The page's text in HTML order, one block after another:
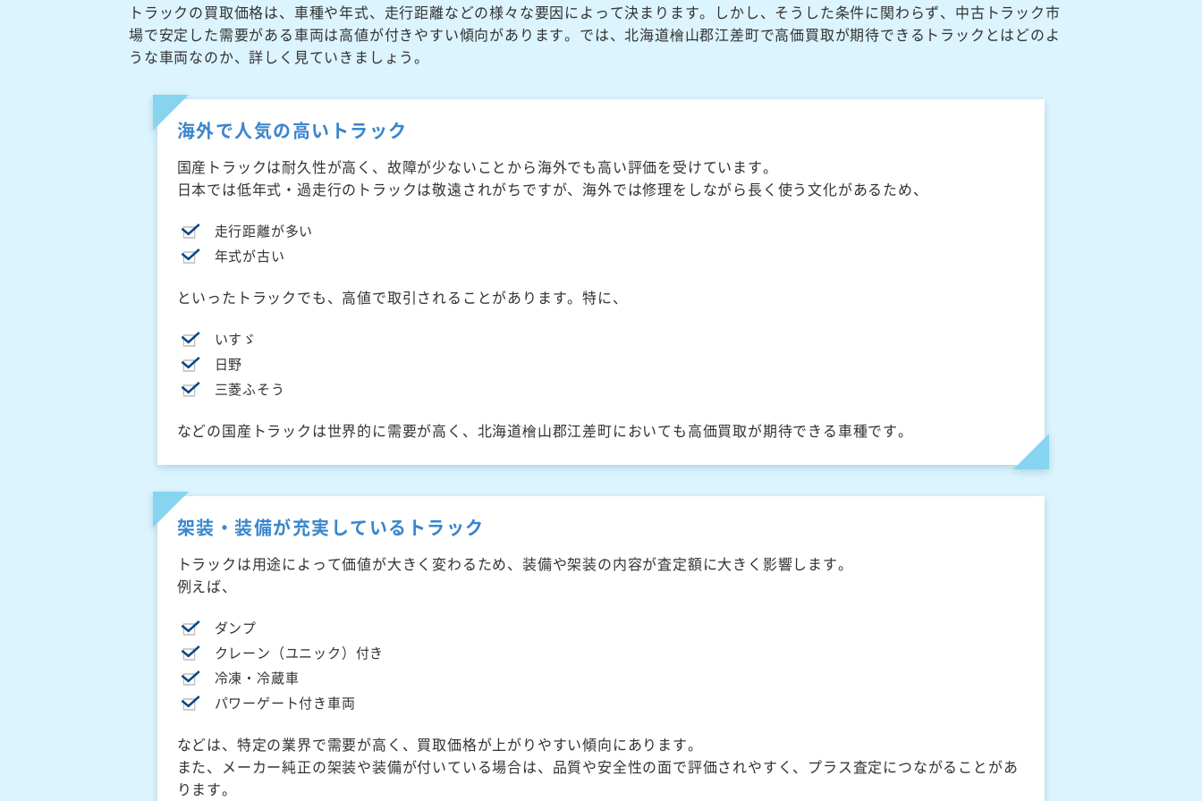
トラックの買取価格は、車種や年式、走行距離などの様々な要因によって決まります。しかし、そうした条件に関わらず、中古トラック市
場で安定した需要がある車両は高値が付きやすい傾向があります。では、北海道檜山郡江差町で高価買取が期待できるトラックとはどのよ
うな車両なのか、詳しく見ていきましょう。
海外で人気の高いトラック
国産トラックは耐久性が高く、故障が少ないことから海外でも高い評価を受けています。
日本では低年式・過走行のトラックは敬遠されがちですが、海外では修理をしながら長く使う文化があるため、
走行距離が多い
年式が古い
といったトラックでも、高値で取引されることがあります。特に、
いすゞ
日野
三菱ふそう
などの国産トラックは世界的に需要が高く、北海道檜山郡江差町においても高価買取が期待できる車種です。
架装・装備が充実しているトラック
トラックは用途によって価値が大きく変わるため、装備や架装の内容が査定額に大きく影響します。
例えば、
ダンプ
クレーン（ユニック）付き
冷凍・冷蔵車
パワーゲート付き車両
などは、特定の業界で需要が高く、買取価格が上がりやすい傾向にあります。
また、メーカー純正の架装や装備が付いている場合は、品質や安全性の面で評価されやすく、プラス査定につながることがあ
ります。